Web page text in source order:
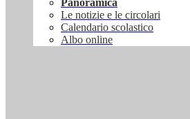
Panoramica
Le notizie e le circolari
Calendario scolastico
Albo online